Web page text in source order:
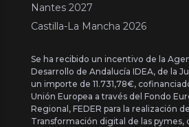
Nantes 2027
Castilla-La Mancha 2026
Se ha recibido un incentivo de la
Desarrollo de Andalucía IDEA, de la
un importe de 11.731,78€,
Unión Europea a través del Fondo
Regional, FEDER para la realización
Transformación digital de las pymes,